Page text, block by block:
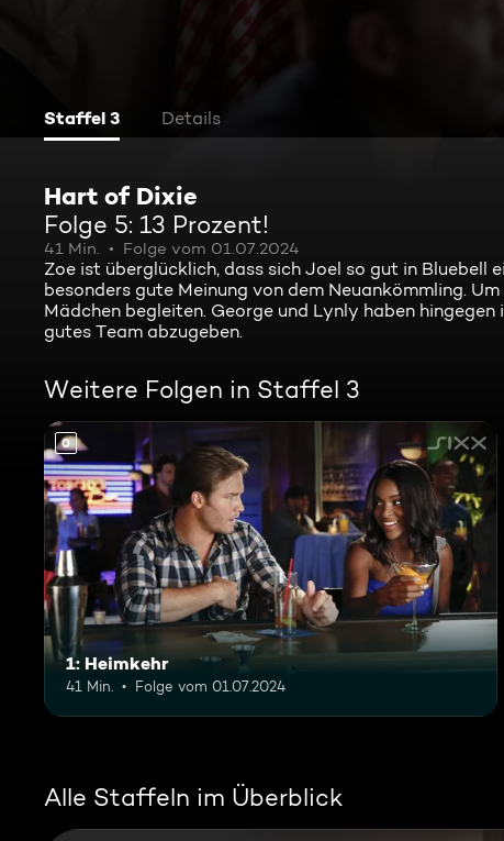
Staffel 3 Details
Hart of Dixie
Folge 5: 13 Prozent!
41 Min. Folge vom 01.07.2024
Zoe ist überglücklich, dass sich Joel so gut in Bluebell
besonders gute Meinung von dem Neuankömmling.
Mädchen begleiten. George und Lynly haben
gutes Team abzugeben.
Weitere Folgen in Staffel 3
0
1: Heimkehr
41 Min. Folge vom 01.07.2024
Alle Staffeln im Überblick